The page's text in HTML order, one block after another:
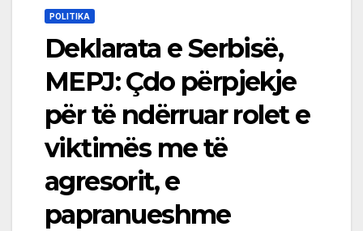
POLITIKA
Deklarata e Serbisë,
MEPJ: Çdo përpjekje
për të ndërruar rolet e
viktimës me të
agresorit, e
papranueshme